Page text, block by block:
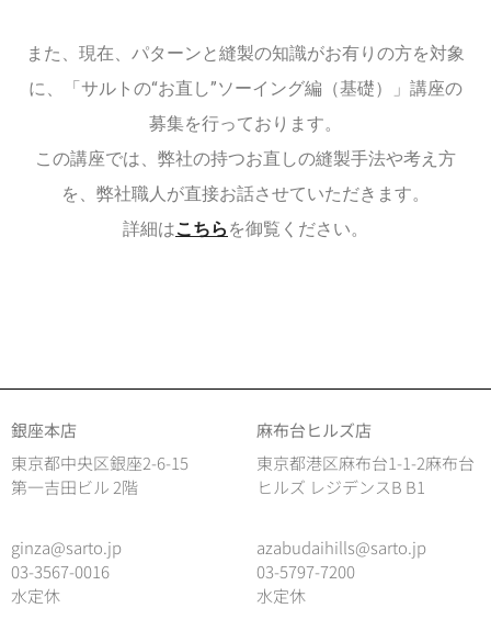
また、現在、パターンと縫製の知識がお有りの方を対象
に、「サルトの“お直し”ソーイング編（基礎）」講座の
募集を行っております。
この講座では、弊社の持つお直しの縫製手法や考え方
を、弊社職人が直接お話させていただきます。
詳細はこちら を御覧ください。
銀座本店
東京都中央区銀座2-6-15
第一吉田ビル 2階
ginza@sarto.jp
03-3567-0016
水定休
麻布台ヒルズ店
東京都港区麻布台1-1-2麻布台
ヒルズ レジデンスB B1
azabudaihills@sarto.jp
03-5797-7200
水定休